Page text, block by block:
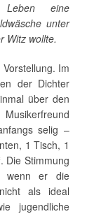
eine
unter
Witz wollte.
Im
der Dichter
über den
selig –
1 Tisch, 1
Die Stimmung
wenn er die
als ideal
jugendliche